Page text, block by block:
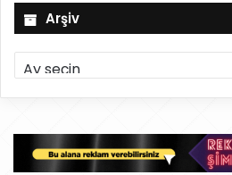
Arşiv
r
ş
v